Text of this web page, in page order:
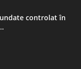
controlat în